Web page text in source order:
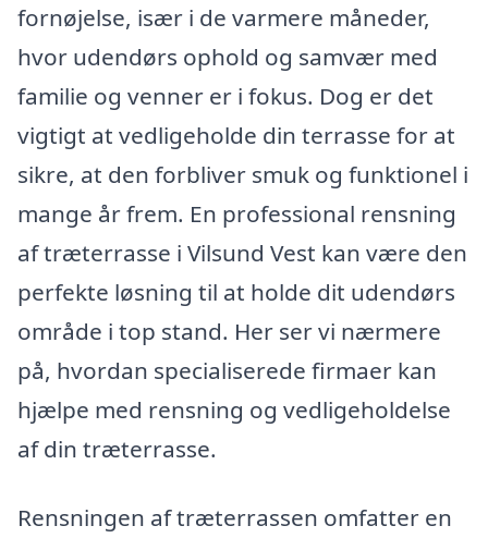
fornøjelse, især i de varmere måneder,
hvor udendørs ophold og samvær med
familie og venner er i fokus. Dog er det
vigtigt at vedligeholde din terrasse for at
sikre, at den forbliver smuk og funktionel i
mange år frem. En professional rensning
af træterrasse i Vilsund Vest kan være den
perfekte løsning til at holde dit udendørs
område i top stand. Her ser vi nærmere
på, hvordan specialiserede firmaer kan
hjælpe med rensning og vedligeholdelse
af din træterrasse.
Rensningen af træterrassen omfatter en